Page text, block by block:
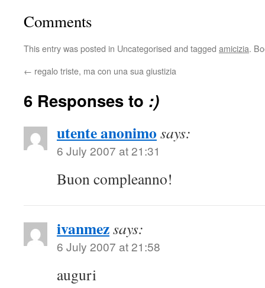
Comments
This entry was posted in Uncategorised and tagged amicizia.
← regalo triste, ma con una sua giustizia
6 Responses to :)
utente anonimo says:
6 July 2007 at 21:31
Buon compleanno!
ivanmezsays:
6 July 2007 at 21:58
auguri